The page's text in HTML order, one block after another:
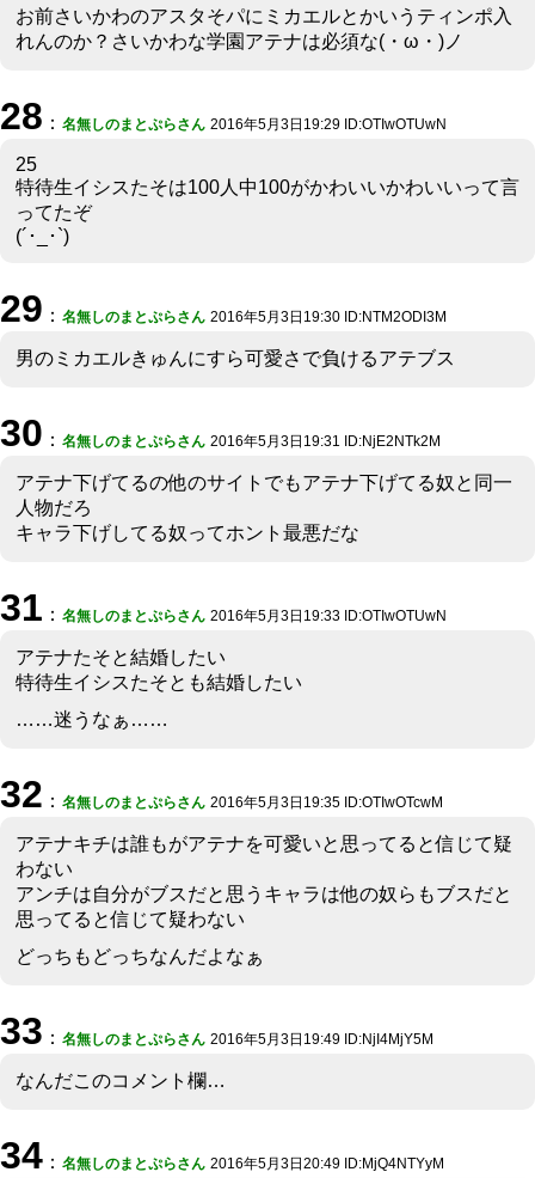
お前さいかわのアスタそパにミカエルとかいうティンポ入
れんのか？さいかわな学園アテナは必須な(・ω・)ノ
28 ： 名無しのまとぷらさん 2016年5月3日19:29 ID:OTIwOTUwN
25
特待生イシスたそは100人中100がかわいいかわいいって言
ってたぞ
(´･_･`)
29 ： 名無しのまとぷらさん 2016年5月3日19:30 ID:NTM2ODI3M
男のミカエルきゅんにすら可愛さで負けるアテブス
30 ： 名無しのまとぷらさん 2016年5月3日19:31 ID:NjE2NTk2M
アテナ下げてるの他のサイトでもアテナ下げてる奴と同一
人物だろ
キャラ下げしてる奴ってホント最悪だな
31 ： 名無しのまとぷらさん 2016年5月3日19:33 ID:OTIwOTUwN
アテナたそと結婚したい
特待生イシスたそとも結婚したい
……迷うなぁ……
32 ： 名無しのまとぷらさん 2016年5月3日19:35 ID:OTIwOTcwM
アテナキチは誰もがアテナを可愛いと思ってると信じて疑
わない
アンチは自分がブスだと思うキャラは他の奴らもブスだと
思ってると信じて疑わない
どっちもどっちなんだよなぁ
33 ： 名無しのまとぷらさん 2016年5月3日19:49 ID:NjI4MjY5M
なんだこのコメント欄…
34 ： 名無しのまとぷらさん 2016年5月3日20:49 ID:MjQ4NTYyM